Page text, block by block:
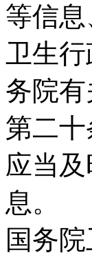
等信
卫生
务院
第二
应当
息。
国务